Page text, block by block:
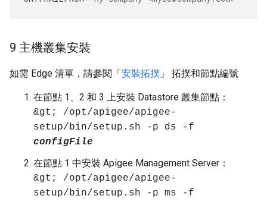
9 主機叢集安裝
如需 Edge 清單，請參閱「安裝拓撲 」 拓撲和節點編號
在節點 1、2 和 3 上安裝 Datastore 叢集節點：
&gt; /opt/apigee/apigee-
setup/bin/setup.sh -p ds -f
configFile
在節點 1 中安裝 Apigee Management Server：
&gt; /opt/apigee/apigee-
setup/bin/setup.sh -p ms -f